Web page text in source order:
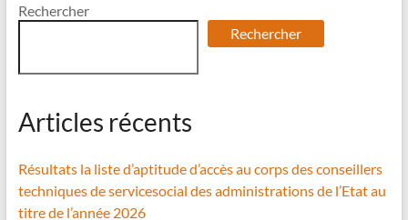
Rechercher
Rechercher
Articles récents
Résultats la liste d’aptitude d’accès au corps des conseillers
techniques de servicesocial des administrations de l’Etat au
titre de l’année 2026